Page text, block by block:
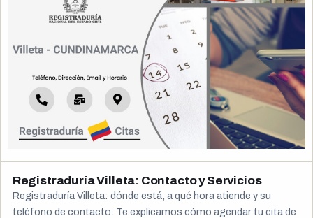
Registraduría Villeta: Contacto y Servicios
Registraduría Villeta: dónde está, a qué hora atiende y su
teléfono de contacto. Te explicamos cómo agendar tu cita de